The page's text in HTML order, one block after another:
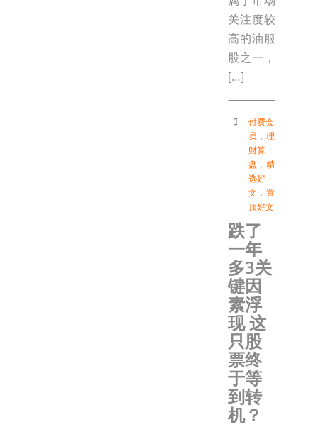
关注度较
高的油服
股之一，
[…]
付费会
员 ， 理
财算
盘 ， 精
选好
文 ， 置
顶好文
跌了
一年
多3关
键因
素浮
现 这
只股
票终
于等
到转
机？